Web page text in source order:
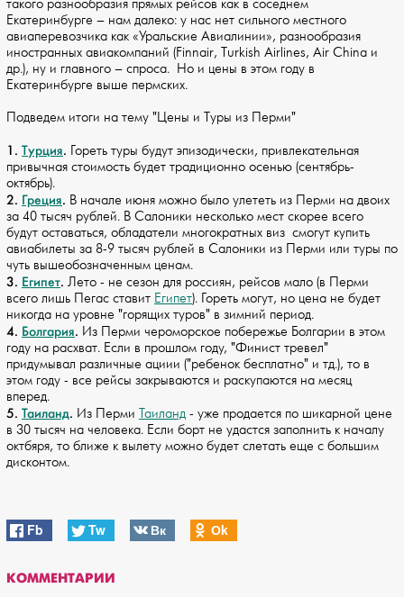
такого разнообразия прямых рейсов как в соседнем
Екатеринбурге – нам далеко: у нас нет сильного местного
авиаперевозчика как «Уральские Авиалинии», разнообразия
иностранных авиакомпаний (Finnair, Turkish Airlines, Air China и
др.), ну и главного – спроса. Но и цены в этом году в
Екатеринбурге выше пермских.
Подведем итоги на тему "Цены и Туры из Перми"
1. Турция. Гореть туры будут эпизодически, привлекательная
привычная стоимость будет традиционно осенью (сентябрь-
октябрь).
2. Греция. В начале июня можно было улететь из Перми на двоих
за 40 тысяч рублей. В Салоники несколько мест скорее всего
будут оставаться, обладатели многократных виз смогут купить
авиабилеты за 8-9 тысяч рублей в Салоники из Перми или туры по
чуть вышеобозначенным ценам.
3. Египет. Лето - не сезон для россиян, рейсов мало (в Перми
всего лишь Пегас ставит Египет). Гореть могут, но цена не будет
никогда на уровне "горящих туров" в зимний период.
4. Болгария. Из Перми чероморское побережье Болгарии в этом
году на расхват. Если в прошлом году, "Финист тревел"
придумывал различные ациии ("ребенок бесплатно" и тд.), то в
этом году - все рейсы закрываются и раскупаются на месяц
вперед.
5. Таиланд. Из Перми Таиланд - уже продается по шикарной цене
в 30 тысяч на человека. Если борт не удастся заполнить к началу
октбяря, то ближе к вылету можно будет слетать еще с большим
дисконтом.
Fb Tw Вк Оk
КОММЕНТАРИИ